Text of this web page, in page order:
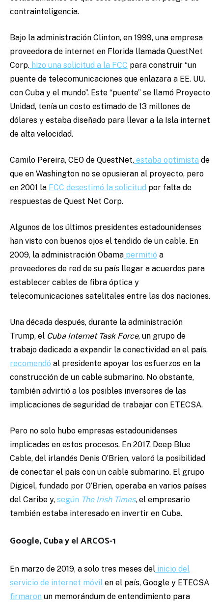
contrainteligencia.
Bajo la administración Clinton, en 1999, una empresa
proveedora de internet en Florida llamada QuestNet
Corp. hizo una solicitud a la FCC para construir “un
puente de telecomunicaciones que enlazara a EE. UU.
con Cuba y el mundo”. Este “puente” se llamó Proyecto
Unidad, tenía un costo estimado de 13 millones de
dólares y estaba diseñado para llevar a la Isla internet
de alta velocidad.
Camilo Pereira, CEO de QuestNet, estaba optimista de
que en Washington no se opusieran al proyecto, pero
en 2001 la FCC desestimó la solicitud por falta de
respuestas de Quest Net Corp.
Algunos de los últimos presidentes estadounidenses
han visto con buenos ojos el tendido de un cable. En
2009, la administración Obama permitió a
proveedores de red de su país llegar a acuerdos para
establecer cables de fibra óptica y
telecomunicaciones satelitales entre las dos naciones.
Una década después, durante la administración
Trump, el Cuba Internet Task Force, un grupo de
trabajo dedicado a expandir la conectividad en el país,
recomendó al presidente apoyar los esfuerzos en la
construcción de un cable submarino. No obstante,
también advirtió a los posibles inversores de las
implicaciones de seguridad de trabajar con ETECSA.
Pero no solo hubo empresas estadounidenses
implicadas en estos procesos. En 2017, Deep Blue
Cable, del irlandés Denis O’Brien, valoró la posibilidad
de conectar el país con un cable submarino. El grupo
Digicel, fundado por O’Brien, operaba en varios países
del Caribe y, según The Irish Times, el empresario
también estaba interesado en invertir en Cuba.
Google, Cuba y el ARCOS-1
En marzo de 2019, a solo tres meses del inicio del
servicio de internet móvil en el país, Google y ETECSA
firmaron un memorándum de entendimiento para